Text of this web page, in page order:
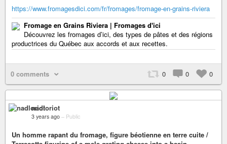
https://www.fromagesdici.com/fr/fromages/fromage-en-grains-riviera
Fromage en Grains Riviera | Fromages d'ici
Découvrez les fromages d’ici, des types de pâtes et des régions
productrices du Québec aux accords et aux recettes.
0 comments 0 0 0
nadloriot
3 years ago – Public
Un homme rapant du fromage, figure béotienne en terre cuite /